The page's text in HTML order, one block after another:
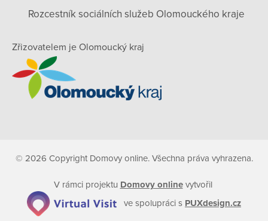
Rozcestník sociálních služeb Olomouckého kraje
Zřizovatelem je Olomoucký kraj
© 2026 Copyright Domovy online. Všechna práva vyhrazena.
V rámci projektu Domovy onlinevytvořil
ve spolupráci s PUXdesign.cz